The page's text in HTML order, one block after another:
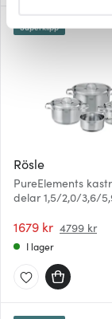
Vi använder
gör också att
hemsidan ännu
som du vill dela
Rösle
PureElements
delar 1,5/2,0/3,6/
1679 kr 4799 kr
Superklipp
I lager